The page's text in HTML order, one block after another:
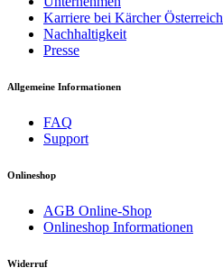
Karriere bei Kärcher Österreich
Nachhaltigkeit
Presse
Allgemeine Informationen
FAQ
Support
Onlineshop
AGB Online-Shop
Onlineshop Informationen
Widerruf